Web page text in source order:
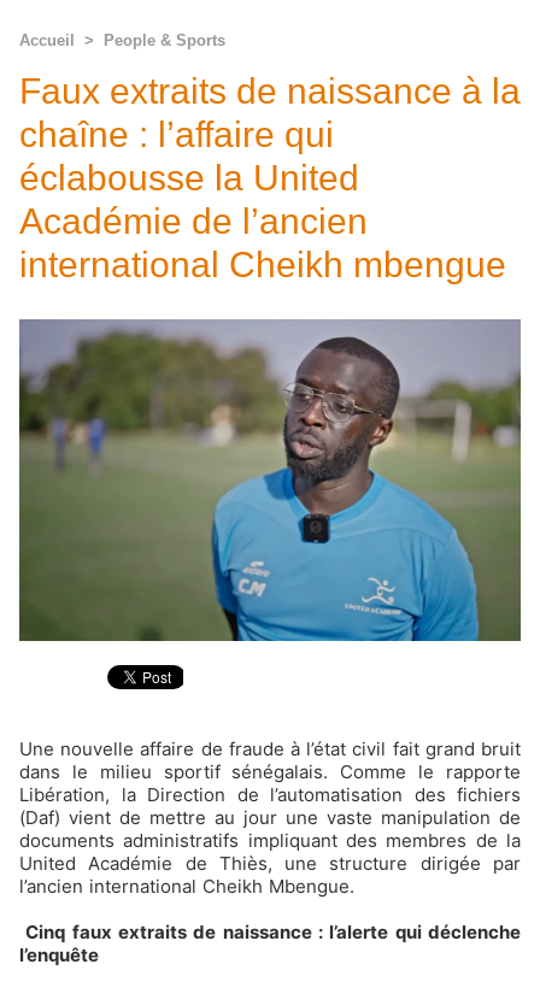
Accueil > People & Sports
Faux extraits de naissance à la
chaîne : l’affaire qui
éclabousse la United
Académie de l’ancien
international Cheikh mbengue
Une nouvelle affaire de fraude à l’état civil fait grand bruit
dans le milieu sportif sénégalais. Comme le rapporte
Libération, la Direction de l’automatisation des fichiers
(Daf) vient de mettre au jour une vaste manipulation de
documents administratifs impliquant des membres de la
United Académie de Thiès, une structure dirigée par
l’ancien international Cheikh Mbengue.
Cinq faux extraits de naissance : l’alerte qui déclenche
l’enquête